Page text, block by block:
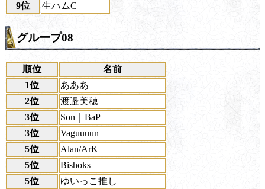
9位
生ハムC
グループ08
順位
名前
1位
あああ
2位
渡邉美穂
3位
Son｜BaP
3位
Vaguuuun
5位
Alan/ArK
5位
Bishoks
5位
ゆいっこ推し